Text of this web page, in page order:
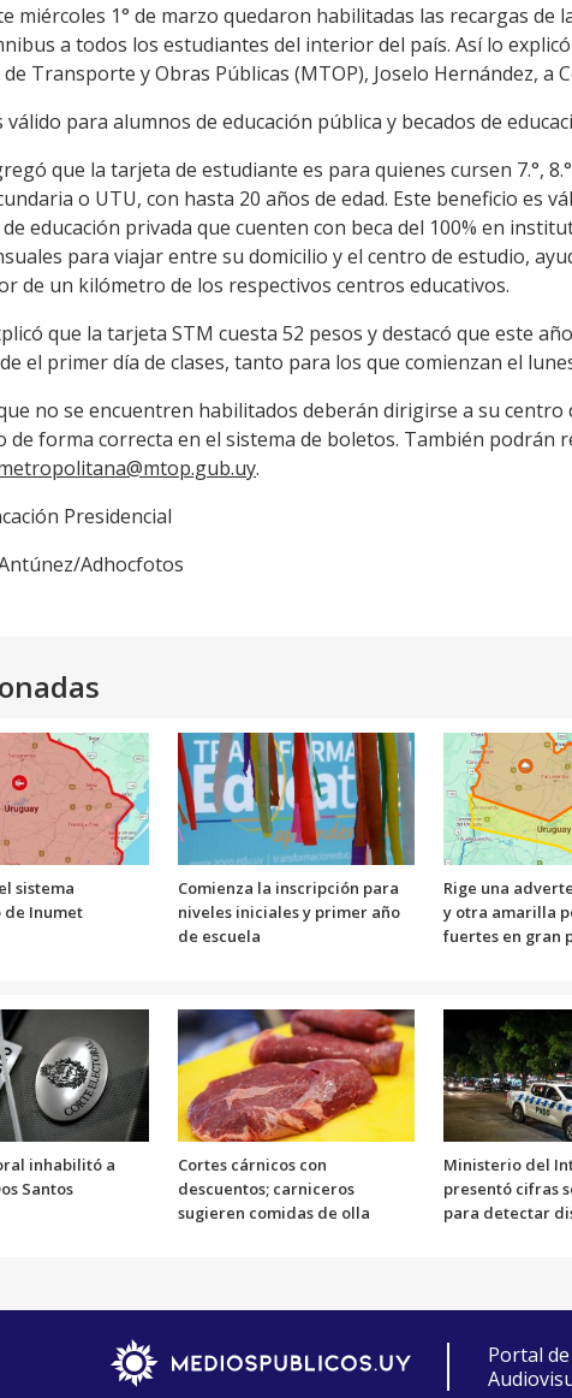
miércoles 1° de marzo quedaron habilitadas las recargas
a todos los estudiantes del interior del país. Así lo
Transporte y Obras Públicas (MTOP), Joselo Hernández, a
válido para alumnos de educación pública y becados de
que la tarjeta de estudiante es para quienes cursen 7.°,
o UTU, con hasta 20 años de edad. Este beneficio es
educación privada que cuenten con beca del 100% en
para viajar entre su domicilio y el centro de estudio,
de un kilómetro de los respectivos centros educativos.
que la tarjeta STM cuesta 52 pesos y destacó que este
el primer día de clases, tanto para los que comienzan el
no se encuentren habilitados deberán dirigirse a su
de forma correcta en el sistema de boletos. También podrán
.
Presidencial
Adhocfotos
sistema
Inumet
Comienza la inscripción para
niveles iniciales y primer año
de escuela
Rige una
y otra amarilla
fuertes en gran
inhabilitó a
Santos
Cortes cárnicos con
descuentos; carniceros
sugieren comidas de olla
Ministerio del
presentó cifras
para detectar
Portal